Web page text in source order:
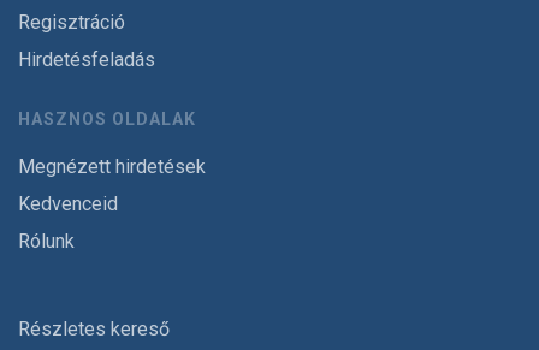
Regisztráció
Hirdetésfeladás
HASZNOS OLDALAK
Megnézett hirdetések
Kedvenceid
Rólunk
Részletes kereső